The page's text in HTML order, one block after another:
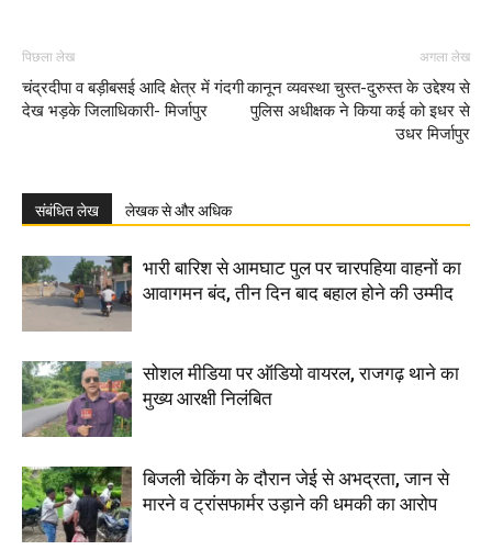
पिछला लेख
चंद्रदीपा व बड़ीबसई आदि क्षेत्र में गंदगी
देख भड़के जिलाधिकारी- मिर्जापुर
अगला लेख
कानून व्यवस्था चुस्त-दुरुस्त के उद्देश्य से
पुलिस अधीक्षक ने किया कई को इधर से
उधर मिर्जापुर
संबंधित लेख लेखक से और अधिक
भारी बारिश से आमघाट पुल पर चारपहिया वाहनों का
आवागमन बंद, तीन दिन बाद बहाल होने की उम्मीद
सोशल मीडिया पर ऑडियो वायरल, राजगढ़ थाने का
मुख्य आरक्षी निलंबित
बिजली चेकिंग के दौरान जेई से अभद्रता, जान से
मारने व ट्रांसफार्मर उड़ाने की धमकी का आरोप